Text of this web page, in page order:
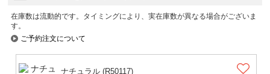
在庫数は流動的です。タイミングにより、実在庫数が異なる場合がございま
す。
ご予約注文について
ナチュラル (R50117)